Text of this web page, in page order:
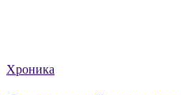
Хроника